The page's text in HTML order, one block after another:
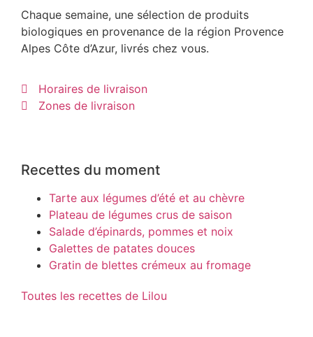
Chaque semaine, une sélection de produits
biologiques en provenance de la région Provence
Alpes Côte d’Azur, livrés chez vous.
Horaires de livraison
Zones de livraison
Recettes du moment
Tarte aux légumes d’été et au chèvre
Plateau de légumes crus de saison
Salade d’épinards, pommes et noix
Galettes de patates douces
Gratin de blettes crémeux au fromage
Toutes les recettes de Lilou